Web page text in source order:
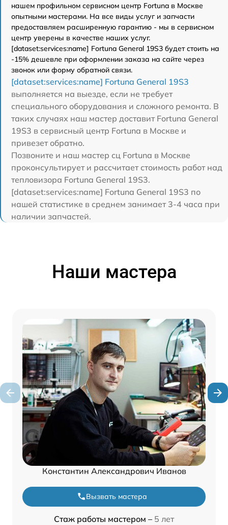
нашем профильном сервисном центр Fortuna в Москве
опытными мастерами. На все виды услуг и запчасти
предоставляем расширенную гарантию - мы в сервисном
центр уверены в качестве наших услуг.
[dataset:services:name] Fortuna General 19S3 будет стоить на
-15% дешевле при оформлении заказа на сайте через
звонок или форму обратной связи.
[dataset:services:name] Fortuna General 19S3
выполняется на выезде, если не требует
специального оборудования и сложного ремонта. В
таких случаях наш мастер доставит Fortuna General
19S3 в сервисный центр Fortuna в Москве и
привезет обратно.
Позвоните и наш мастер сц Fortuna в Москве
проконсультирует и рассчитает стоимость работ над
тепловизора Fortuna General 19S3.
[dataset:services:name] Fortuna General 19S3 по
нашей статистике в среднем занимает 3-4 часа при
наличии запчастей.
Наши мастера
Константин Александрович Иванов
Вызвать мастера
Стаж работы мастером – 5 лет